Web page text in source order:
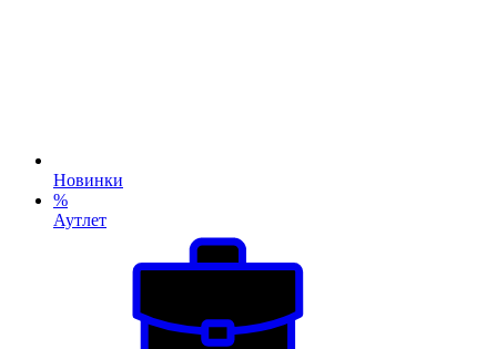
Новинки
%
Аутлет